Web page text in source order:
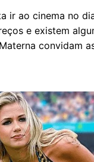
ir ao cinema no
e existem
convidam